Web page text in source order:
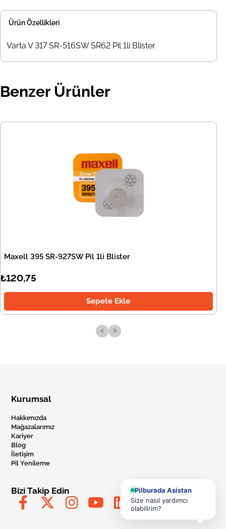
Ürün Özellikleri
Varta V 317 SR-516SW SR62 Pil 1li Blister
Benzer Ürünler
Maxell 395 SR-927SW Pil 1li Blister
₺120,75
Sepete Ekle
‹ ›
Kurumsal
Hakkımızda
Mağazalarımız
Kariyer
Blog
İletişim
Pil Yenileme
Bizi Takip Edin
Pilburada Asistan
Size nasıl yardımcı
olabilirim?